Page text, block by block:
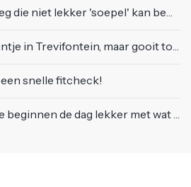
lekker 'soepel' kan bewegen op podium
maar gooit toerist bijna knock-out
snelle fitcheck!
de dag lekker met wat rek- en strekoefeningen